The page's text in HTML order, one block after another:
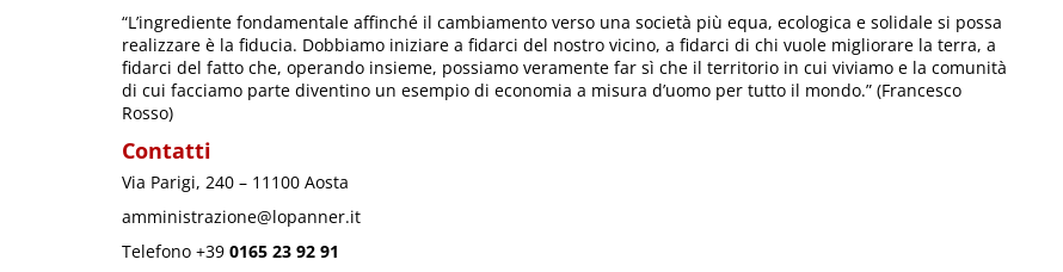
“L’ingrediente fondamentale affinché il cambiamento verso una società più equa, ecologica e solidale si possa
realizzare è la fiducia. Dobbiamo iniziare a fidarci del nostro vicino, a fidarci di chi vuole migliorare la terra, a
fidarci del fatto che, operando insieme, possiamo veramente far sì che il territorio in cui viviamo e la comunità
di cui facciamo parte diventino un esempio di economia a misura d’uomo per tutto il mondo.” (Francesco
Rosso)
Contatti
Via Parigi, 240 – 11100 Aosta
amministrazione@lopanner.it
Telefono +39 0165 23 92 91